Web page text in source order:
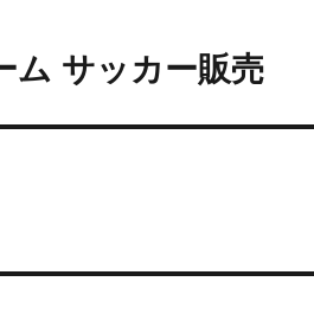
ム サッカー販売